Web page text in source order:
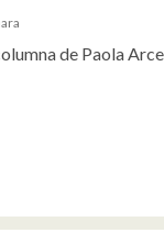
de Paola